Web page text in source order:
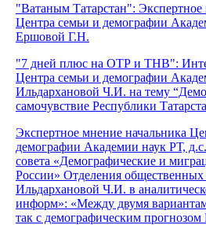
"Ватаным Татарстан": Экспертное
Центра семьи и демографии
Ершовой Г.Н.
"7 дней плюс на ОТР и ТНВ":
Центра семьи и демографии
Ильдархановой Ч.И. на тему
самочувствие Республики
Экспертное мнение начальника
демографии Академии наук РТ,
совета «Демографические и
России» Отделения
Ильдархановой Ч.И. в
информ»: «Между двумя
так с демографическим прогнозом